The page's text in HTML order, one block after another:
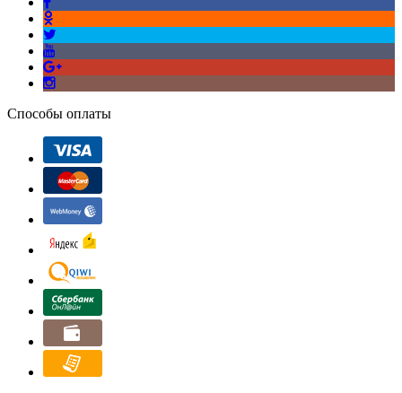
Способы оплаты